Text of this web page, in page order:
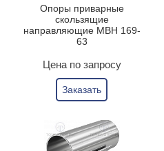
Опоры приварные
скользящие
направляющие МВН 169-
63
Цена по запросу
Заказать